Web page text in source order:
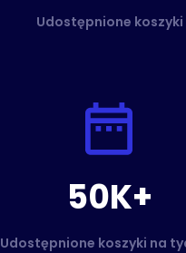
Udostępnione koszyki
50K+
Udostępnione koszyki na